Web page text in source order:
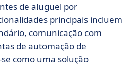
de aluguel por
principais incluem
comunicação com
de automação de
como uma solução